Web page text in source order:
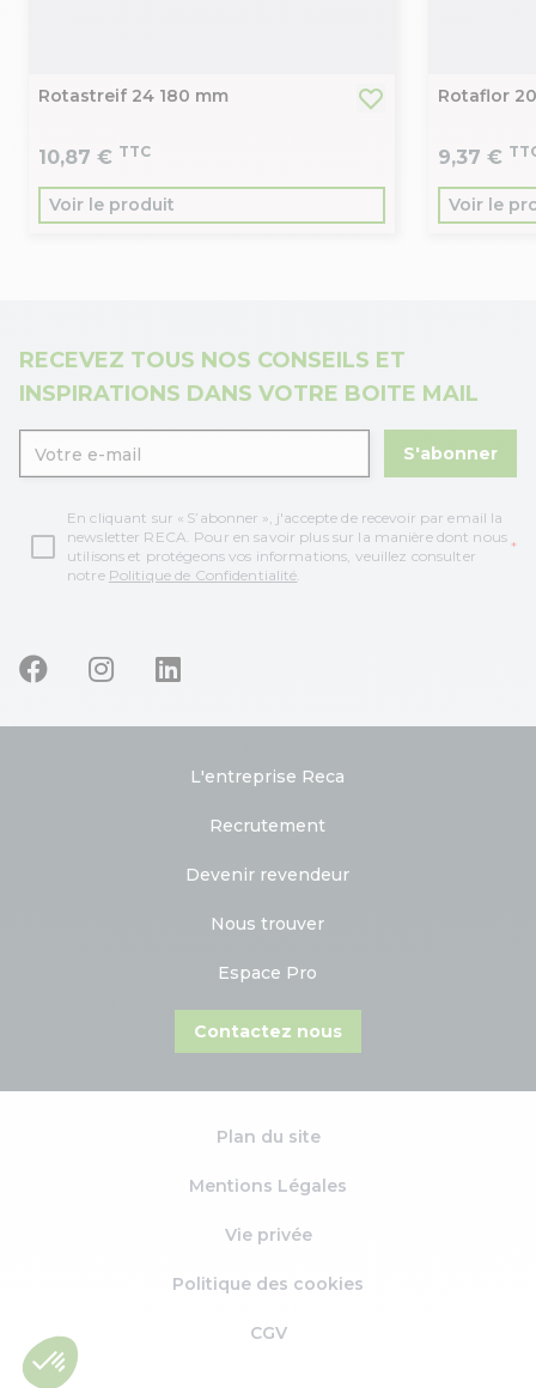
Rotastreif 24 180 mm
10,87 € TTC
Voir le produit
Rotaflor
9,37 €
Voir le
RECEVEZ TOUS NOS CONSEILS ET
INSPIRATIONS DANS VOTRE BOITE MAIL
S'abonner
En cliquant sur « S’abonner », j'accepte de recevoir par email la
newsletter RECA. Pour en savoir plus sur la manière dont nous
utilisons et protégeons vos informations, veuillez consulter
notre Politique de Confidentialité.
L'entreprise Reca
Recrutement
Devenir revendeur
Nous trouver
Espace Pro
Contactez nous
Plan du site
Mentions Légales
Vie privée
Politique des cookies
CGV